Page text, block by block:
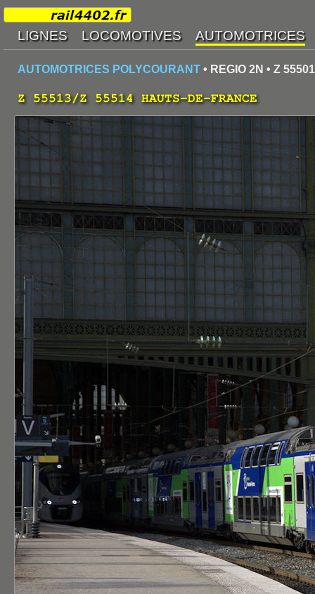
AUTOMOTRICES POLYCOURANT • REGIO 2N • Z
Z 55513/Z 55514 HAUTS-DE-FRANCE